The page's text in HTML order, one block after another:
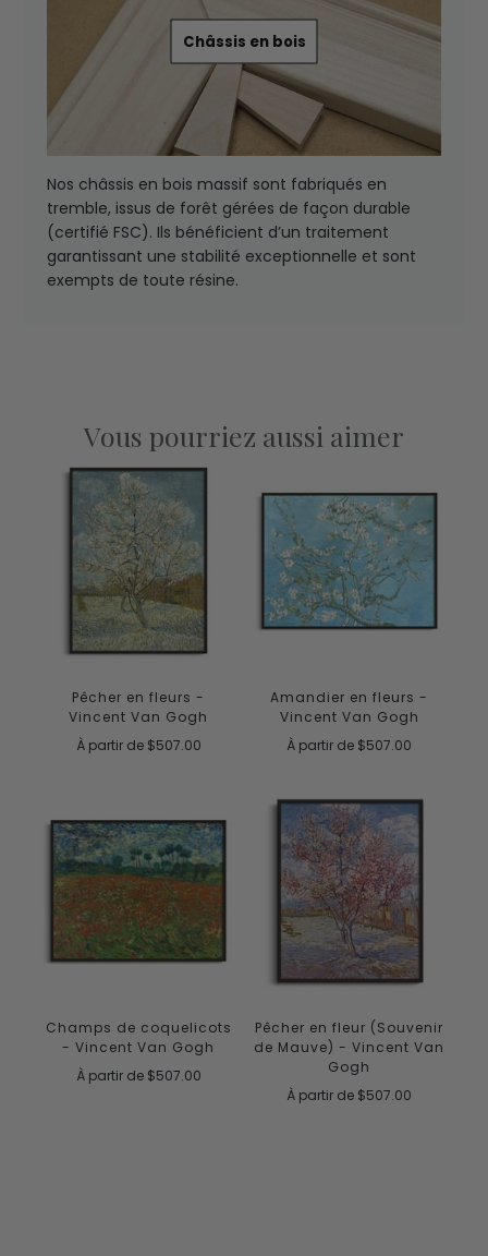
Châssis en bois
Nos châssis en bois massif sont fabriqués en
tremble, issus de forêt gérées de façon durable
(certifié FSC). Ils bénéficient d’un traitement
garantissant une stabilité exceptionnelle et sont
exempts de toute résine.
Vous pourriez aussi aimer
Pêcher en fleurs -
Vincent Van Gogh
À partir de $507.00
Amandier en fleurs -
Vincent Van Gogh
À partir de $507.00
Champs de coquelicots
- Vincent Van Gogh
À partir de $507.00
Pêcher en fleur (Souvenir
de Mauve) - Vincent Van
Gogh
À partir de $507.00